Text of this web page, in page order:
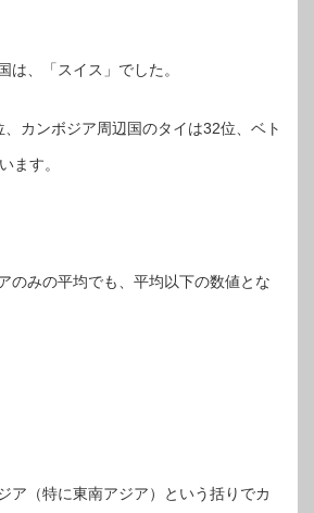
は、「スイス」でした。
カンボジア周辺国のタイは32位、ベト
ます。
のみの平均でも、平均以下の数値とな
ア（特に東南アジア）という括りでカ